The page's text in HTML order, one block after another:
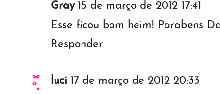
Gray 15 de março de 2012 17:41
Esse ficou bom heim! Parabens
Responder
luci 17 de março de 2012 20:33